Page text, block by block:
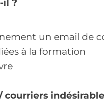
il ?
un email de
à la formation
courriers